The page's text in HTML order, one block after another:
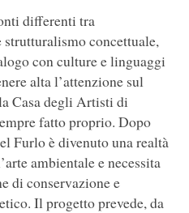
differenti tra
concettuale,
con culture e linguaggi
alta l’attenzione sul
Casa degli Artisti di
fatto proprio. Dopo
Furlo è divenuto una realtà
ambientale e necessita
di conservazione e
Il progetto prevede, da